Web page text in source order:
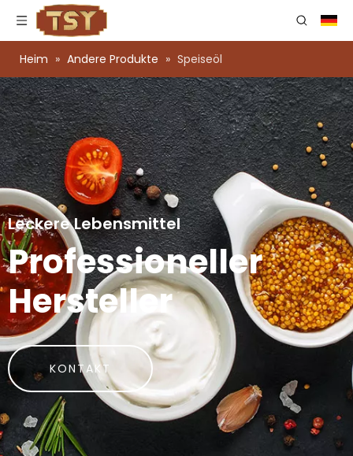
Heim » Andere Produkte » Speiseöl
Leckere Lebensmittel
Professioneller
Hersteller
KONTAKT